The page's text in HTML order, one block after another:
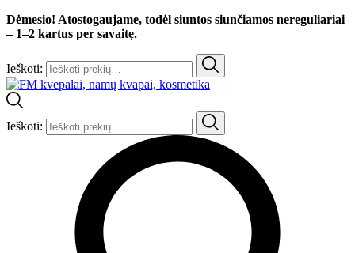
Dėmesio! Atostogaujame, todėl siuntos siunčiamos nereguliariai
– 1–2 kartus per savaitę.
Ieškoti:
Ieškoti: